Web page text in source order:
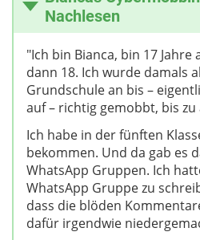
Nachlesen
"Ich bin Bianca, bin 17 Jahre
dann 18. Ich wurde damals
Grundschule an bis –
auf – richtig gemobbt, bis zu
Ich habe in der fünften
bekommen. Und da gab es
WhatsApp Gruppen. Ich
WhatsApp Gruppe zu
dass die blöden
dafür irgendwie